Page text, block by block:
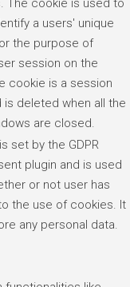
The cookie is used to
a users' unique
the purpose of
session on the
cookie is a session
is deleted when all the
are closed.
set by the GDPR
plugin and is used
or not user has
the use of cookies. It
any personal data.